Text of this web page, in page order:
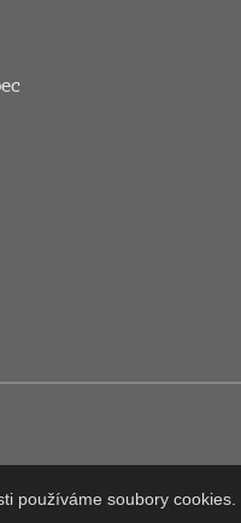
používáme soubory cookies.